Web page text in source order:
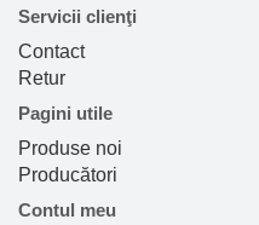
Servicii clienţi
Contact
Retur
Pagini utile
Produse noi
Producători
Contul meu